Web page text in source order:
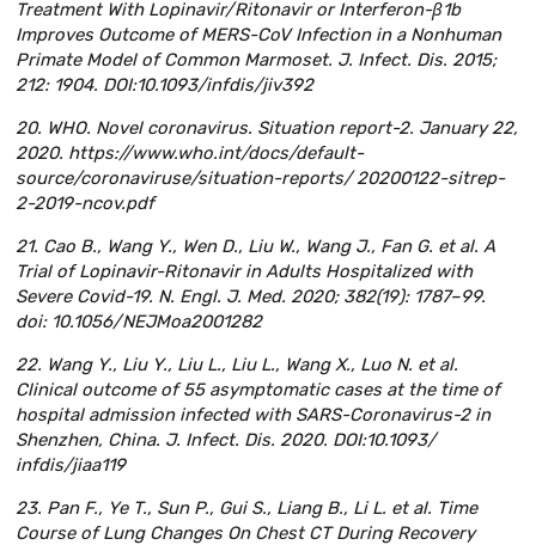
Treatment With Lopinavir/Ritonavir or Interferon-β1b
Improves Outcome of MERS-CoV Infection in a Nonhuman
Primate Model of Common Marmoset. J. Infect. Dis. 2015;
212: 1904. DOI:10.1093/infdis/jiv392
20. WHO. Novel coronavirus. Situation report-2. January 22,
2020. https://www.who.int/docs/default-
source/coronaviruse/situation-reports/ 20200122-sitrep-
2-2019-ncov.pdf
21. Cao B., Wang Y., Wen D., Liu W., Wang J., Fan G. et al. A
Trial of Lopinavir-Ritonavir in Adults Hospitalized with
Severe Covid-19. N. Engl. J. Med. 2020; 382(19): 1787–99.
doi: 10.1056/NEJMoa2001282
22. Wang Y., Liu Y., Liu L., Liu L., Wang X., Luo N. et al.
Clinical outcome of 55 asymptomatic cases at the time of
hospital admission infected with SARS-Coronavirus-2 in
Shenzhen, China. J. Infect. Dis. 2020. DOI:10.1093/
infdis/jiaa119
23. Pan F., Ye T., Sun P., Gui S., Liang B., Li L. et al. Time
Course of Lung Changes On Chest CT During Recovery